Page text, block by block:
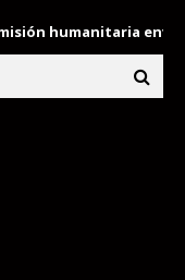
humanitaria enviada a